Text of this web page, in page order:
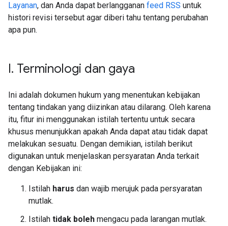
Layanan, dan Anda dapat berlangganan feed RSS untuk
histori revisi tersebut agar diberi tahu tentang perubahan
apa pun.
I. Terminologi dan gaya
Ini adalah dokumen hukum yang menentukan kebijakan
tentang tindakan yang diizinkan atau dilarang. Oleh karena
itu, fitur ini menggunakan istilah tertentu untuk secara
khusus menunjukkan apakah Anda dapat atau tidak dapat
melakukan sesuatu. Dengan demikian, istilah berikut
digunakan untuk menjelaskan persyaratan Anda terkait
dengan Kebijakan ini:
Istilah harus dan wajib merujuk pada persyaratan
mutlak.
Istilah tidak boleh mengacu pada larangan mutlak.